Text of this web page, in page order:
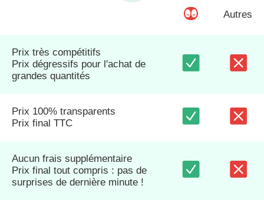
Autres
Prix très compétitifs
Prix dégressifs pour l'achat de
grandes quantités
Prix 100% transparents
Prix final TTC
Aucun frais supplémentaire
Prix final tout compris : pas de
surprises de dernière minute !